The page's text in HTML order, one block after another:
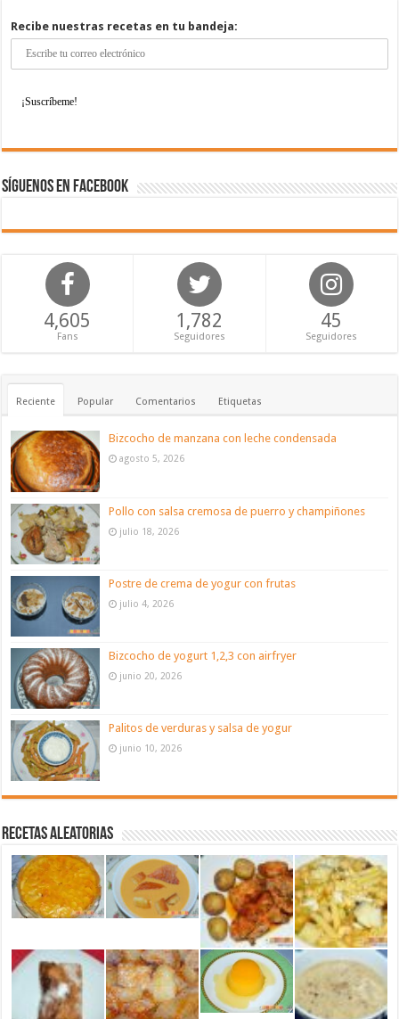
Recibe nuestras recetas en tu bandeja:
Síguenos en Facebook
4,605
Fans
1,782
Seguidores
45
Seguidores
Reciente Popular Comentarios Etiquetas
Bizcocho de manzana con leche condensada
agosto 5, 2026
Pollo con salsa cremosa de puerro y champiñones
julio 18, 2026
Postre de crema de yogur con frutas
julio 4, 2026
Bizcocho de yogurt 1,2,3 con airfryer
junio 20, 2026
Palitos de verduras y salsa de yogur
junio 10, 2026
Recetas aleatorias